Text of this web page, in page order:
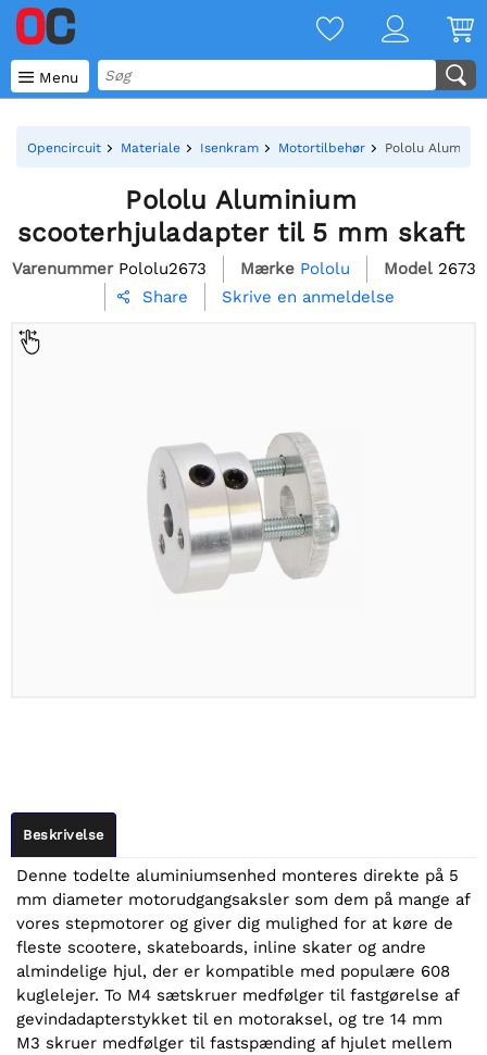
 Menu
Opencircuit Materiale Isenkram Motortilbehør Pololu
Pololu Aluminium
scooterhjuladapter til 5 mm skaft
Varenummer Pololu2673 Mærke Pololu Model 2673
 Share Skrive en anmeldelse
Beskrivelse
Denne todelte aluminiumsenhed monteres direkte på 5
mm diameter motorudgangsaksler som dem på mange af
vores stepmotorer og giver dig mulighed for at køre de
fleste scootere, skateboards, inline skater og andre
almindelige hjul, der er kompatible med populære 608
kuglelejer. To M4 sætskruer medfølger til fastgørelse af
gevindadapterstykket til en motoraksel, og tre 14 mm
M3 skruer medfølger til fastspænding af hjulet mellem